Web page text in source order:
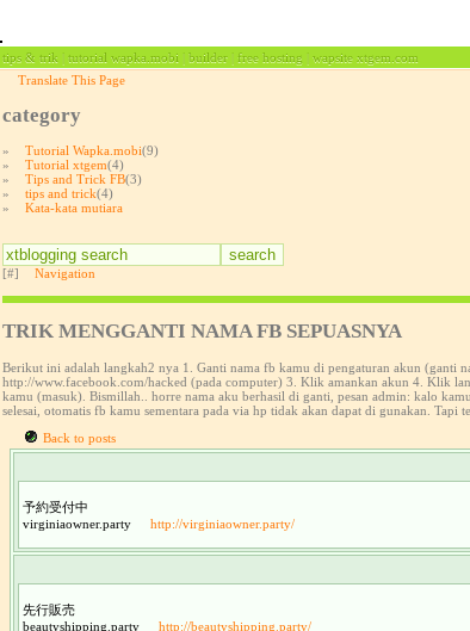
tips & trik | tutorial wapka.mobi | builder | free hosting | wapsite xtgem.com
Translate This Page
category
» Tutorial Wapka.mobi(9)
»
Tutorial xtgem(4)
»
Tips and Trick FB(3)
»
tips and trick(4)
»
Kata-kata mutiara
[#] Navigation
TRIK MENGGANTI NAMA FB SEPUASNYA
Berikut ini adalah langkah2 nya 1. Ganti nama fb kamu di pengaturan akun (ganti
http://www.facebook.com/hacked (pada computer) 3. Klik amankan akun 4. Klik
kamu (masuk). Bismillah.. horre nama aku berhasil di ganti, pesan admin: kalo
selesai, otomatis fb kamu sementara pada via hp tidak akan dapat di gunakan.
Back to posts
予約受付中
virginiaowner.party
http://virginiaowner.party/
先行販売
beautyshipping.party
http://beautyshipping.party/